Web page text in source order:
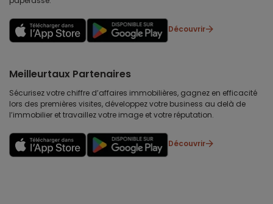
Découvrir
Meilleurtaux Partenaires
Sécurisez votre chiffre d’affaires immobilières, gagnez en efficacité
lors des premières visites, développez votre business au delà de
l’immobilier et travaillez votre image et votre réputation.
Découvrir